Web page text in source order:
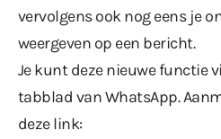
vervolgens ook nog eens je
weergeven op een bericht.
Je kunt deze nieuwe functie
tabblad van WhatsApp.
deze link: